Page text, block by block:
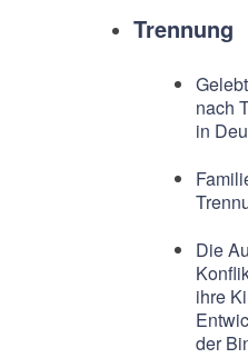
Trennung
nach
in
Die
ihre
der